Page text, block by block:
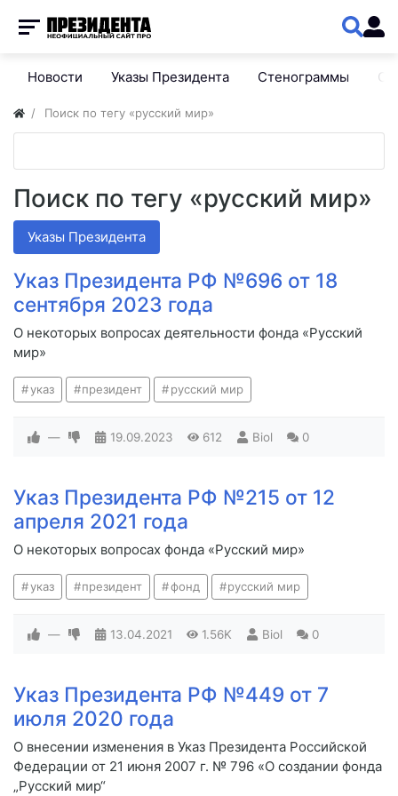
Новости Указы Президента Стенограммы
Поиск по тегу «русский мир»
Поиск по тегу «русский мир»
Указы Президента
Указ Президента РФ №696 от 18
сентября 2023 года
О некоторых вопросах деятельности фонда «Русский
мир»
указ президент русский мир
— 19.09.2023 612 Biol 0
Указ Президента РФ №215 от 12
апреля 2021 года
О некоторых вопросах фонда «Русский мир»
указ президент фонд русский мир
— 13.04.2021 1.56K Biol 0
Указ Президента РФ №449 от 7
июля 2020 года
О внесении изменения в Указ Президента Российской
Федерации от 21 июня 2007 г. № 796 «О создании фонда
„Русский мир“